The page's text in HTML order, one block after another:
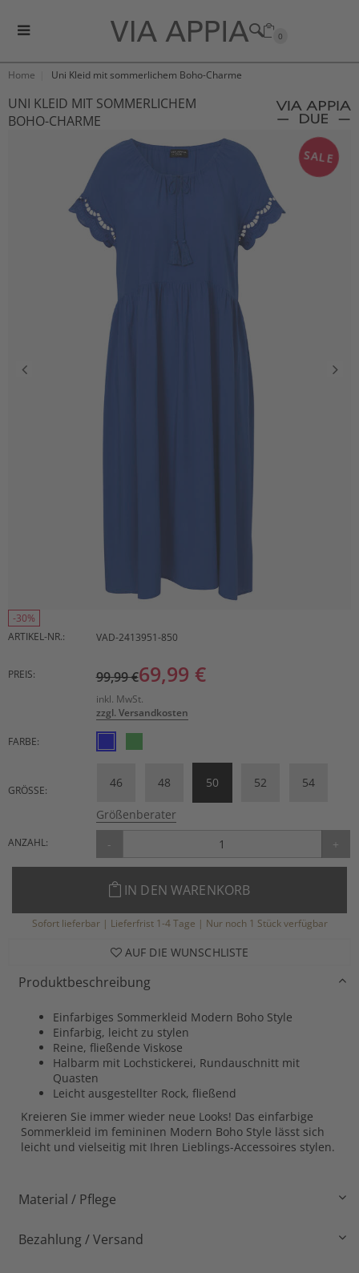
0
Home Uni Kleid mit sommerlichem Boho-Charme
UNI KLEID MIT SOMMERLICHEM
BOHO-CHARME
SALE
-30%
ARTIKEL-NR.:
VAD-2413951-850
PREIS: 99,99 €69,99 €
inkl. MwSt.
zzgl. Versandkosten
FARBE:
GRÖSSE:
46 48 50 52 54
Größenberater
ANZAHL: - +
IN DEN WARENKORB
Sofort lieferbar | Lieferfrist 1-4 Tage | Nur noch 1 Stück verfügbar
AUF DIE WUNSCHLISTE
Produktbeschreibung
Einfarbiges Sommerkleid Modern Boho Style
Einfarbig, leicht zu stylen
Reine, fließende Viskose
Halbarm mit Lochstickerei, Rundauschnitt mit
Quasten
Leicht ausgestellter Rock, fließend
Kreieren Sie immer wieder neue Looks! Das einfarbige
Sommerkleid im femininen Modern Boho Style lässt sich
leicht und vielseitig mit Ihren Lieblings-Accessoires stylen.
Material / Pflege
Bezahlung / Versand